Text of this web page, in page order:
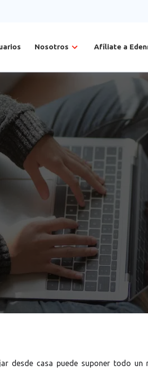
Nosotros Afíliate a
desde casa puede suponer todo